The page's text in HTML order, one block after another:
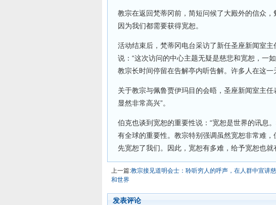
教宗在返回梵蒂冈前，简短问候了大殿外的信众
因为我们都需要获得宽恕。
活动结束后，梵蒂冈电台采访了新任圣座新闻室
说：“这次访问的中心主题无疑是慈悲和宽恕，一
教宗长时间停留在告解亭内听告解。许多人在这一
关于教宗与佩鲁贾伊玛目的会晤，圣座新闻室主
显然非常高兴”。
伯克也谈到宽恕的重要性说：“宽恕是世界的讯息
有全球的重要性。教宗特别强调虽然宽恕非常难
先宽恕了我们。因此，宽恕有多难，给予宽恕也就
上一篇:教宗接见道明会士：聆听穷人的呼声，在人群中宣讲
和世界
发表评论